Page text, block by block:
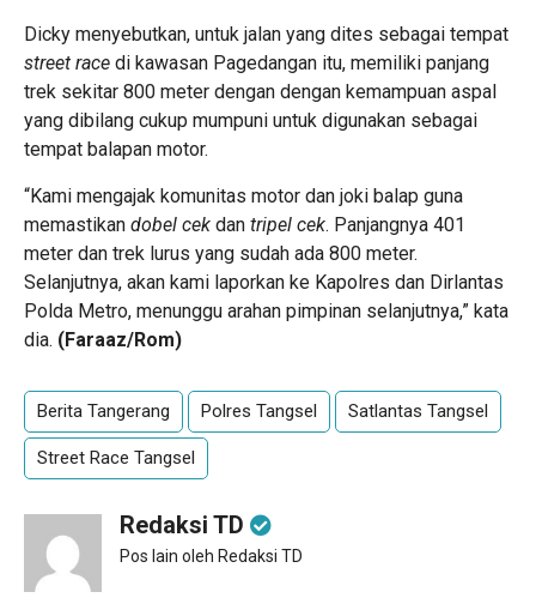
Dicky menyebutkan, untuk jalan yang dites sebagai tempat
street race di kawasan Pagedangan itu, memiliki panjang
trek sekitar 800 meter dengan dengan kemampuan aspal
yang dibilang cukup mumpuni untuk digunakan sebagai
tempat balapan motor.
“Kami mengajak komunitas motor dan joki balap guna
memastikan dobel cek dan tripel cek. Panjangnya 401
meter dan trek lurus yang sudah ada 800 meter.
Selanjutnya, akan kami laporkan ke Kapolres dan Dirlantas
Polda Metro, menunggu arahan pimpinan selanjutnya,” kata
dia. (Faraaz/Rom)
Berita Tangerang Polres Tangsel Satlantas Tangsel
Street Race Tangsel
Redaksi TD
Pos lain oleh Redaksi TD